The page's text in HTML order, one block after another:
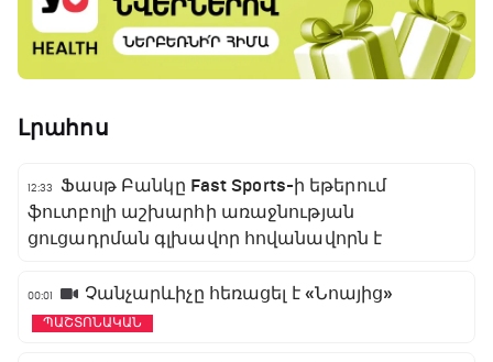
Լրահոս
12:33
Ֆասթ Բանկը Fast Sports-ի եթերում
ֆուտբոլի աշխարհի առաջնության
ցուցադրման գլխավոր հովանավորն է
00:01 Չանչարևիչը հեռացել է «Նոայից»
ՊԱՇՏՈՆԱԿԱՆ